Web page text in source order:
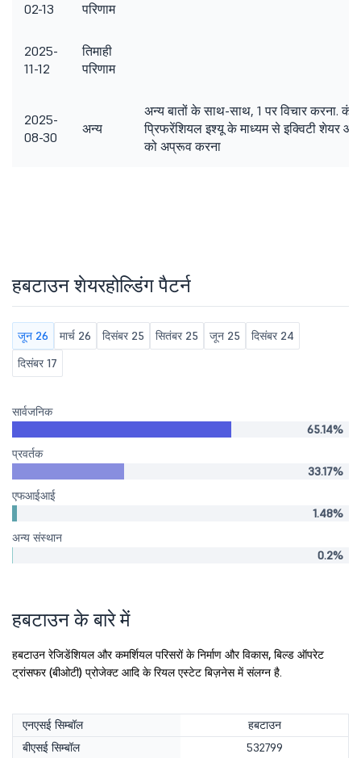
02-13
परिणाम
2025-
11-12
तिमाही
परिणाम
2025-
08-30
अन्य
अन्य बातों के साथ-साथ, 1 पर विचार करना.
प्रिफरेंशियल इश्यू के माध्यम से इक्विटी शेयर
को अप्रूव करना
हबटाउन शेयरहोल्डिंग पैटर्न
जून 26 मार्च 26 दिसंबर 25 सितंबर 25 जून 25
दिसंबर 24
दिसंबर 17
सार्वजनिक
65.14%
प्रवर्तक
33.17%
एफआईआई
1.48%
अन्य संस्थान
0.2%
हबटाउन के बारे में
हबटाउन रेजिडेंशियल और कमर्शियल परिसरों के निर्माण और विकास, बिल्ड ऑपरेट
ट्रांसफर (बीओटी) प्रोजेक्ट आदि के रियल एस्टेट बिज़नेस में संलग्न है.
एनएसई सिम्बॉल
हबटाउन
बीएसई सिम्बॉल
532799